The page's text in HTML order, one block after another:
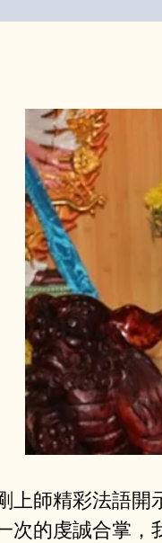
上師精彩法語開
次的虔誠合掌，